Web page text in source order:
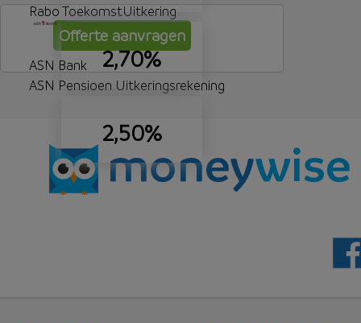
Offerte aanvragen
Rabo ToekomstUitkering
2,70%
ASN Bank
ASN Pensioen Uitkeringsrekening
2,50%